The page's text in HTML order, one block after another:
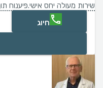
שירות מעולה יחס
חיוג